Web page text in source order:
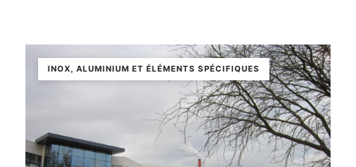
INOX, ALUMINIUM ET ÉLÉMENTS SPÉCIFIQUES